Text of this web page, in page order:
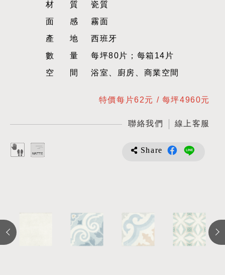
材質瓷質
面感霧面
產地西班牙
數量每坪80片；每箱14片
空間浴室、廚房、商業空間
特價每片62元 / 每坪4960元
聯絡我們 線上客服
Share